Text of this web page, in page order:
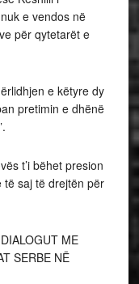
e vendos në
për qytetarët e
e këtyre dy
pretimin e dhënë
t’i bëhet presion
saj të drejtën për
ME
SERBE NË